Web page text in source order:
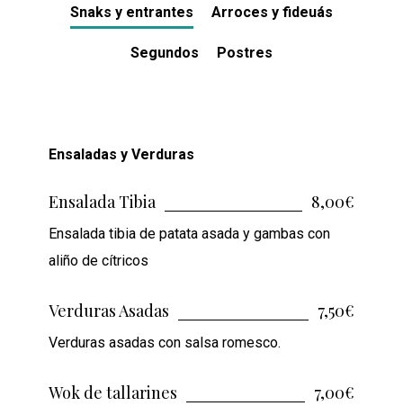
Snaks y entrantes Arroces y fideuás
Segundos Postres
Ensaladas y Verduras
Ensalada Tibia 8,00€
Ensalada tibia de patata asada y gambas con
aliño de cítricos
Verduras Asadas 7,50€
Verduras asadas con salsa romesco.
Wok de tallarines 7,00€